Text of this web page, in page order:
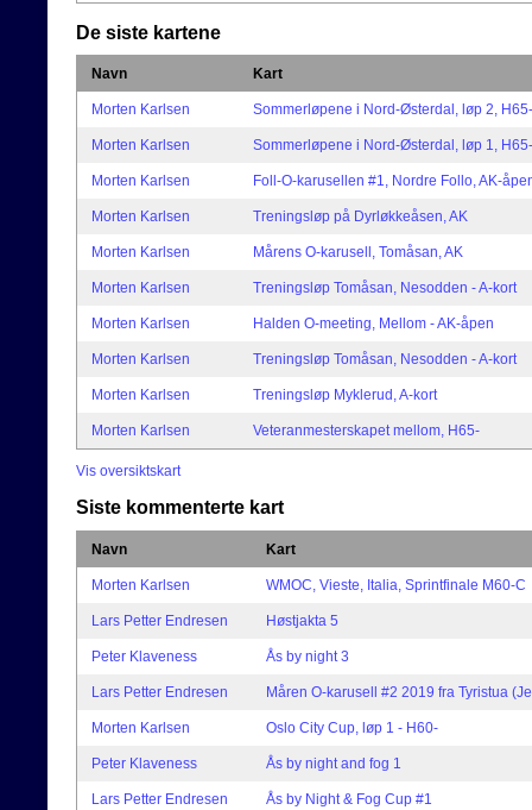
De siste kartene
Navn Kart
Morten Karlsen Sommerløpene i Nord-Østerdal, løp 2, H65-
Morten Karlsen Sommerløpene i Nord-Østerdal, løp 1, H65-
Morten Karlsen Foll-O-karusellen #1, Nordre Follo, AK-
Morten Karlsen Treningsløp på Dyrløkkeåsen, AK
Morten Karlsen Mårens O-karusell, Tomåsan, AK
Morten Karlsen Treningsløp Tomåsan, Nesodden - A-kort
Morten Karlsen Halden O-meeting, Mellom - AK-åpen
Morten Karlsen Treningsløp Tomåsan, Nesodden - A-kort
Morten Karlsen Treningsløp Myklerud, A-kort
Morten Karlsen Veteranmesterskapet mellom, H65-
Vis oversiktskart
Siste kommenterte kart
Navn Kart
Morten Karlsen WMOC, Vieste, Italia, Sprintfinale M60-C
Lars Petter Endresen Høstjakta 5
Peter Klaveness Ås by night 3
Lars Petter Endresen Måren O-karusell #2 2019 fra Tyristua
Morten Karlsen Oslo City Cup, løp 1 - H60-
Peter Klaveness Ås by night and fog 1
Lars Petter Endresen Ås by Night & Fog Cup #1